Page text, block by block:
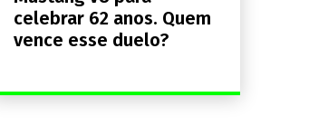
celebrar 62 anos. Quem
vence esse duelo?